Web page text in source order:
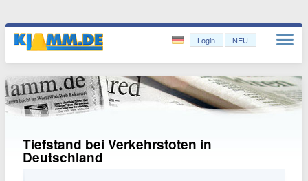
Login NEU
Tiefstand bei Verkehrstoten in
Deutschland